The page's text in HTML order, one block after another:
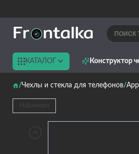
КАТАЛОГ Конструктор
Чехлы и стекла для телефонов
Halloween